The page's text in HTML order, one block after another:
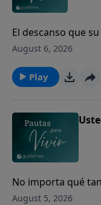
El descanso que
Dios.
August 6, 2026
Play
No importa qué
puede volver a
August 5, 2026